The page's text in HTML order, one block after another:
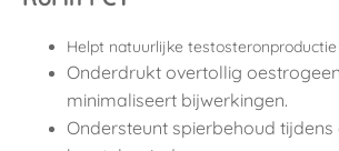
Helpt natuurlijke testosteronproductie
Onderdrukt overtollig
minimaliseert bijwerkingen.
Ondersteunt spierbehoud tijdens